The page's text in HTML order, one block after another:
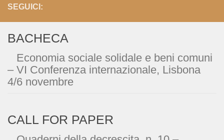
SEGUICI:
BACHECA
Economia sociale solidale e beni comuni
– VI Conferenza internazionale, Lisbona
4/6 novembre
CALL FOR PAPER